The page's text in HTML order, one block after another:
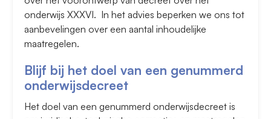
onderwijs XXXVI. In het advies beperken we ons tot
aanbevelingen over een aantal inhoudelijke
maatregelen.
Blijf bij het doel van een genummerd
onderwijsdecreet
Het doel van een genummerd onderwijsdecreet is